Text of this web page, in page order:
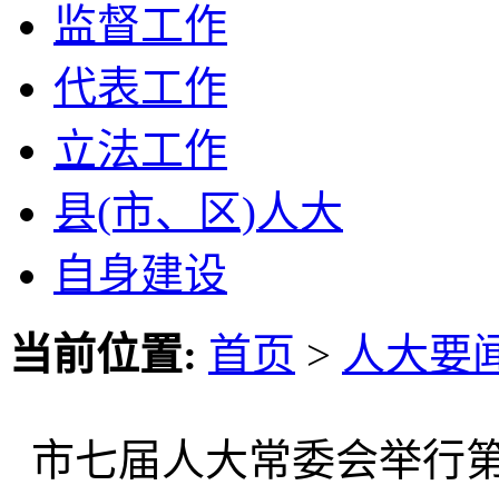
监督工作
代表工作
立法工作
县(市、区)人大
自身建设
当前位置: 首页 > 人大要
市七届人大常委会举行